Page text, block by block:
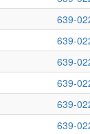
639-
639-
639-
639-
639-
639-